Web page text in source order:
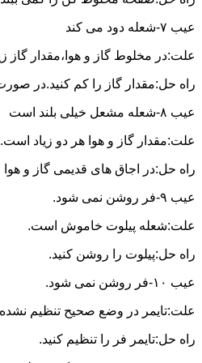
عیب ۷-شعله دود می کند
علت:در مخلوط گاز و هوا،مقدار گاز
راه حل:مقدار گاز را کم کنید.در
عیب ۸-شعله مشعل خیلی بلند است
علت:مقدار گاز و هوا هر دو زیاد است.
راه حل:در اجاق های قدیمی گاز و هوا
عیب ۹-فر روشن نمی شود.
علت:شعله پیلوت خاموش است.
راه حل:پیلوت را روشن کنید.
عیب ۱۰-فر روشن نمی شود.
علت:تایمر در وضع صحیح تنظیم
راه حل:تایمر فر را تنظیم کنید.